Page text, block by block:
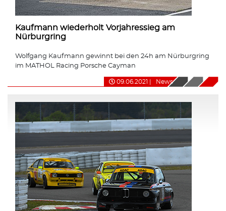
Kaufmann wiederholt Vorjahressieg am
Nürburgring
Wolfgang Kaufmann gewinnt bei den 24h am Nürburgring
im MATHOL Racing Porsche Cayman
09.06.2021 News